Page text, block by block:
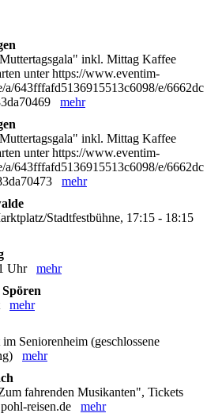
inkl. Mittag Kaffee
unter https://www.eventim-
a/643fffafd5136915513c6098/e/6662dc
mehr
inkl. Mittag Kaffee
unter https://www.eventim-
a/643fffafd5136915513c6098/e/6662dc
mehr
Stadtfestbühne, 17:15 - 18:15
Uhr mehr
mehr
im Seniorenheim (geschlossene
mehr
fahrenden Musikanten", Tickets
reisen.de mehr